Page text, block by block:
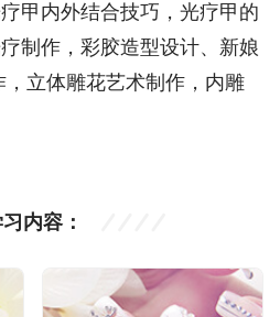
甲内外结合技巧，光疗甲的
制作，彩胶造型设计、新娘
立体雕花艺术制作，内雕
内容：